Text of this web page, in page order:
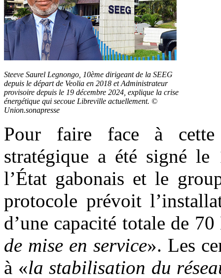
Steeve Saurel Legnongo, 10ème dirigeant de la SEEG
depuis le départ de Veolia en 2018 et Administrateur
provisoire depuis le 19 décembre 2024, explique la crise
énergétique qui secoue Libreville actuellement. ©
Union.sonapresse
Pour faire face à
stratégique a été signé
l’État gabonais et le
protocole prévoit
d’une capacité totale de
de mise en service». Les
à «la stabilisation du